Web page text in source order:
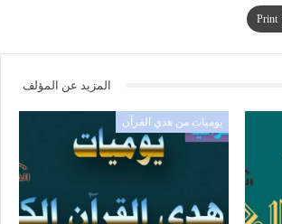
Print
المزيد عن المؤلف
يوميات من هدي القرآن